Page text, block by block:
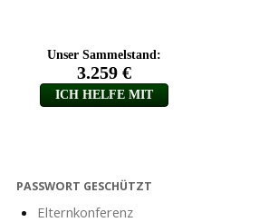
PASSWORT GESCHÜTZT
Elternkonferenz